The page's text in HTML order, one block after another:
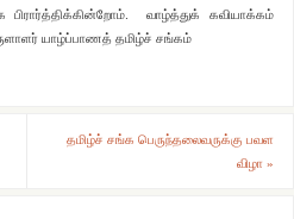
பிரார்த்திக்கின்றோம். வாழ்த்துக் கவியாக்கம்
யாழ்ப்பாணத் தமிழ்ச் சங்கம்
தமிழ்ச் சங்க பெருந்தலைவருக்கு பவள
விழா »